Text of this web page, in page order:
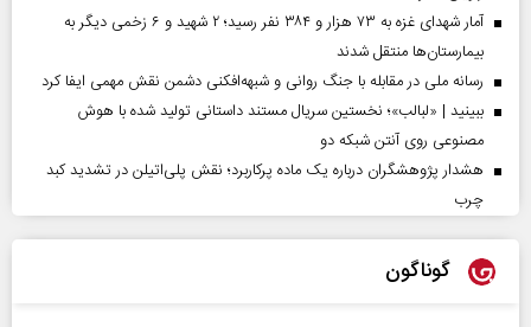
آمار شهدای غزه به ۷۳ هزار و ۳۸۴ نفر رسید؛ ۲ شهید و ۶ زخمی دیگر به
بیمارستان‌ها منتقل شدند
رسانه ملی در مقابله با جنگ روانی و شبهه‌افکنی دشمن نقش مهمی ایفا کرد
ببینید | «لبالب»؛ نخستین سریال مستند داستانی تولید شده با هوش
مصنوعی روی آنتن شبکه دو
هشدار پژوهشگران درباره یک ماده پرکاربرد؛ نقش پلی‌اتیلن در تشدید کبد
چرب
گوناگون